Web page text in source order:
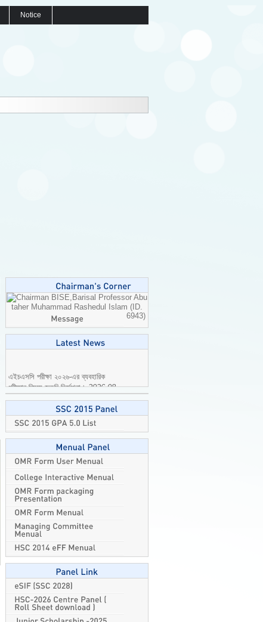
Notice
Professor Abu
taher Muhammad Rashedul Islam (ID.
6943)
পরীক্ষার বিষয়ে জরুরি নির্দেশনা।2026-08-
04